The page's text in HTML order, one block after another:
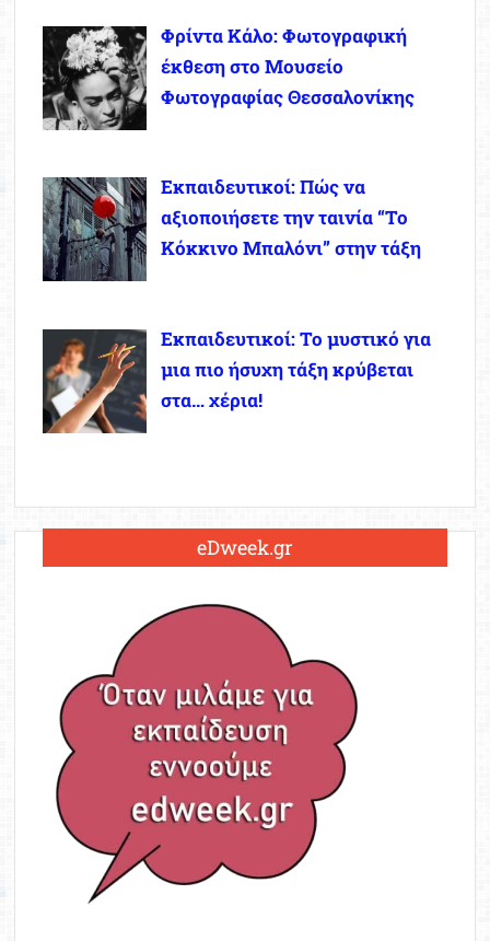
Φρίντα Κάλο: Φωτογραφική
έκθεση στο Μουσείο
Φωτογραφίας Θεσσαλονίκης
Εκπαιδευτικοί: Πώς να
αξιοποιήσετε την ταινία “Το
Κόκκινο Μπαλόνι” στην τάξη
Εκπαιδευτικοί: Το μυστικό για
μια πιο ήσυχη τάξη κρύβεται
στα… χέρια!
eDweek.gr